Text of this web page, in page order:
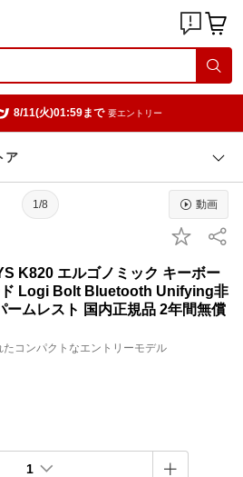
8/11(火)01:59まで 要エントリー
ア
1/8 動画
K820 エルゴノミック キーボー
ド Logi Bolt Bluetooth Unifying非
ームレスト 国内正規品 2年間無償
コンパクトなエントリーモデル
1